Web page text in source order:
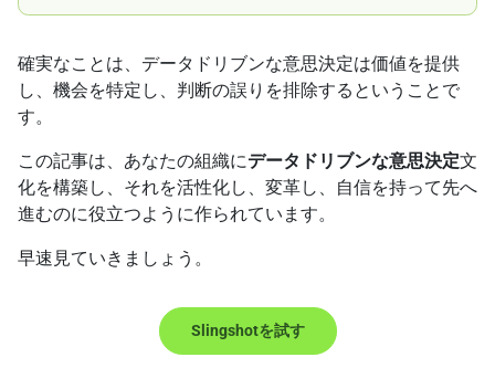
確実なことは、データドリブンな意思決定は価値を提供
し、機会を特定し、判断の誤りを排除するということで
す。
この記事は、あなたの組織にデータドリブンな意思決定文
化を構築し、それを活性化し、変革し、自信を持って先へ
進むのに役立つように作られています。
早速見ていきましょう。
Slingshotを試す